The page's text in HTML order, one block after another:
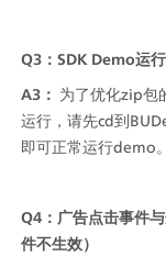
Q3：SDK Demo运
A3： 为了优化zip包
运行，请先cd到
即可正常运行demo。
Q4：广告点击事件
件不生效）